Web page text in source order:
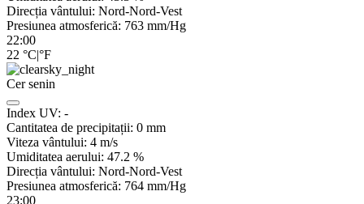
Direcția vântului: Nord-Nord-Vest
Presiunea atmosferică: 763 mm/Hg
22:00
22 °C|°F
Cer senin
Index UV: -
Cantitatea de precipitații: 0 mm
Viteza vântului: 4 m/s
Umiditatea aerului: 47.2 %
Direcția vântului: Nord-Nord-Vest
Presiunea atmosferică: 764 mm/Hg
23:00